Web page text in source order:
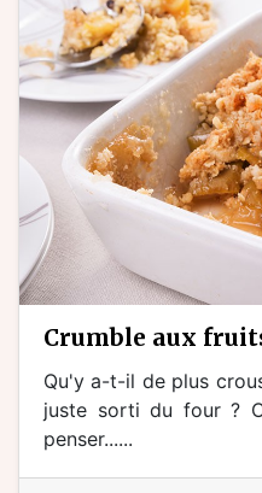
crumble aux
Qu'y a-t-il de plus
juste sorti du four ?
penser......